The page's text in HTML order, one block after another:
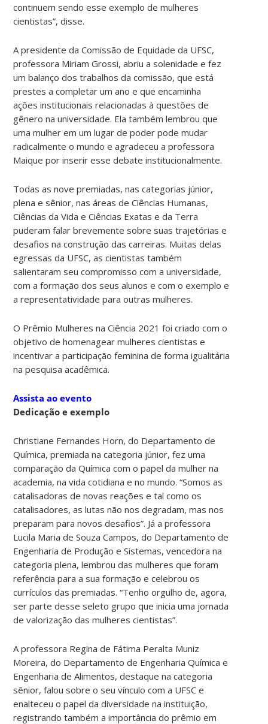
continuem sendo esse exemplo de mulheres
cientistas”, disse.
A presidente da Comissão de Equidade da UFSC,
professora Miriam Grossi, abriu a solenidade e fez
um balanço dos trabalhos da comissão, que está
prestes a completar um ano e que encaminha
ações institucionais relacionadas à questões de
gênero na universidade. Ela também lembrou que
uma mulher em um lugar de poder pode mudar
radicalmente o mundo e agradeceu a professora
Maique por inserir esse debate institucionalmente.
Todas as nove premiadas, nas categorias júnior,
plena e sênior, nas áreas de Ciências Humanas,
Ciências da Vida e Ciências Exatas e da Terra
puderam falar brevemente sobre suas trajetórias e
desafios na construção das carreiras. Muitas delas
egressas da UFSC, as cientistas também
salientaram seu compromisso com a universidade,
com a formação dos seus alunos e com o exemplo e
a representatividade para outras mulheres.
O Prêmio Mulheres na Ciência 2021 foi criado com o
objetivo de homenagear mulheres cientistas e
incentivar a participação feminina de forma igualitária
na pesquisa acadêmica.
Assista ao evento
Dedicação e exemplo
Christiane Fernandes Horn, do Departamento de
Química, premiada na categoria júnior, fez uma
comparação da Química com o papel da mulher na
academia, na vida cotidiana e no mundo. “Somos as
catalisadoras de novas reações e tal como os
catalisadores, as lutas não nos degradam, mas nos
preparam para novos desafios”. Já a professora
Lucila Maria de Souza Campos, do Departamento de
Engenharia de Produção e Sistemas, vencedora na
categoria plena, lembrou das mulheres que foram
referência para a sua formação e celebrou os
currículos das premiadas. “Tenho orgulho de, agora,
ser parte desse seleto grupo que inicia uma jornada
de valorização das mulheres cientistas”.
A professora Regina de Fátima Peralta Muniz
Moreira, do Departamento de Engenharia Química e
Engenharia de Alimentos, destaque na categoria
sênior, falou sobre o seu vínculo com a UFSC e
enalteceu o papel da diversidade na instituição,
registrando também a importância do prêmio em